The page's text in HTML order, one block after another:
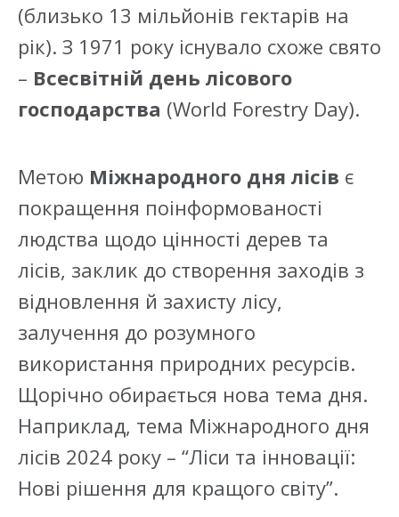
(близько 13 мільйонів гектарів на
рік). З 1971 року існувало схоже свято
– Всесвітній день лісового
господарства (World Forestry Day).
Метою Міжнародного дня лісів є
покращення поінформованості
людства щодо цінності дерев та
лісів, заклик до створення заходів з
відновлення й захисту лісу,
залучення до розумного
використання природних ресурсів.
Щорічно обирається нова тема дня.
Наприклад, тема Міжнародного дня
лісів 2024 року – “Ліси та інновації:
Нові рішення для кращого світу”.